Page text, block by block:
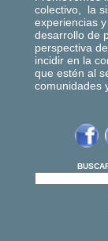
colectivo, la
experiencias
desarrollo de
perspectiva
incidir en la
que estén al
comunidades